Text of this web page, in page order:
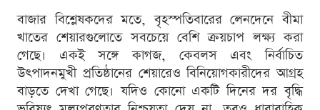
বাজার বিশ্লেষকদের মতে, বৃহস্পতিবারের লেনদেনে বীমা
খাতের শেয়ারগুলোতে সবচেয়ে বেশি ক্রয়চাপ লক্ষ্য করা
গেছে। একই সঙ্গে কাগজ, কেবলস এবং নির্বাচিত
উৎপাদনমুখী প্রতিষ্ঠানের শেয়ারেও বিনিয়োগকারীদের আগ্রহ
বাড়তে দেখা গেছে। যদিও কোনো একটি দিনের দর বৃদ্ধি